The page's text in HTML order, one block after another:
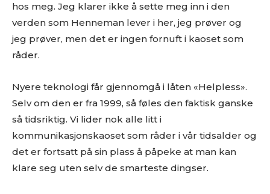
hos meg. Jeg klarer ikke å sette meg inn i den
verden som Henneman lever i her, jeg prøver og
jeg prøver, men det er ingen fornuft i kaoset som
råder.
Nyere teknologi får gjennomgå i låten «Helpless».
Selv om den er fra 1999, så føles den faktisk ganske
så tidsriktig. Vi lider nok alle litt i
kommunikasjonskaoset som råder i vår tidsalder og
det er fortsatt på sin plass å påpeke at man kan
klare seg uten selv de smarteste dingser.